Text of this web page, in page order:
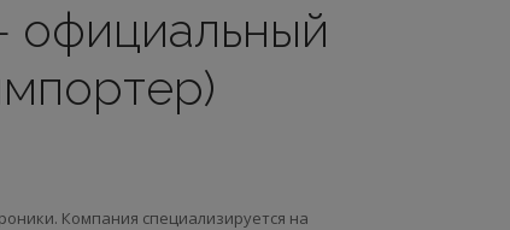
Компания специализируется на